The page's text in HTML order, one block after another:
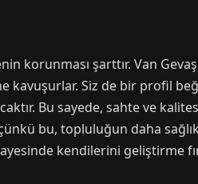
korunması şarttır. Van
kavuşurlar. Siz de bir profil
Bu sayede, sahte ve
bu, topluluğun daha
kendilerini geliştirme